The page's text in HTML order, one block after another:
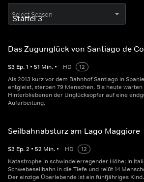
Select Season
Das Zugunglück von Santiago de
S3 Ep.1 • 51 Min. • HD
12
Als 2013 kurz vor dem Bahnhof Santiago in
entgleist, sterben 79 Menschen. Bis heute warten
Hinterbliebenen der Unglücksopfer auf eine
Aufarbeitung.
Seilbahnabsturz am Lago Maggiore
S3 Ep.2 • 52 Min. • HD
12
Katastrophe in schwindelerregender Höhe: In
Schwebeseilbahn in die Tiefe und reißt 14
Der einzige Überlebende ist ein fünfjähriges Kind.